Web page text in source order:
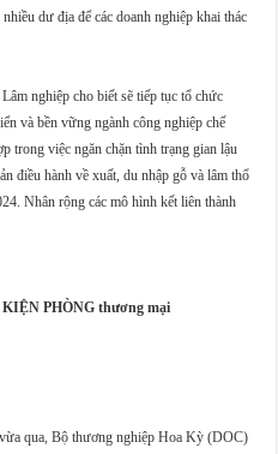
dư địa để các doanh nghiệp khai thác
nghiệp cho biết sẽ tiếp tục tổ chức
và bền vững ngành công nghiệp chế
trong việc ngăn chặn tình trạng gian lậu
điều hành về xuất, du nhập gỗ và lâm thổ
Nhân rộng các mô hình kết liên thành
PHÒNG thương mại
qua, Bộ thương nghiệp Hoa Kỳ (DOC)